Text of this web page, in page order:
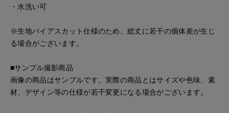
・水洗い可
※生地バイアスカット仕様のため、総丈に若干の個体差が生じ
る場合がございます。
■サンプル撮影商品
画像の商品はサンプルです。実際の商品とはサイズや色味、素
材、デザイン等の仕様が若干変更になる場合がございます。